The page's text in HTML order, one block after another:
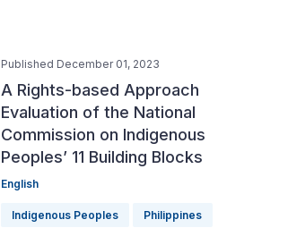
Published December 01, 2023
A Rights-based Approach
Evaluation of the National
Commission on Indigenous
Peoples’ 11 Building Blocks
English
Indigenous Peoples Philippines